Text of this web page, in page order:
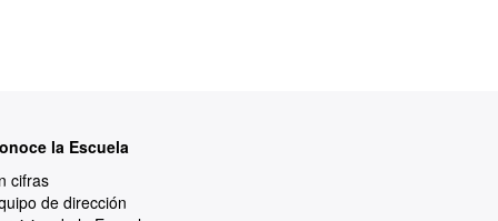
la Escuela
cifras
de dirección